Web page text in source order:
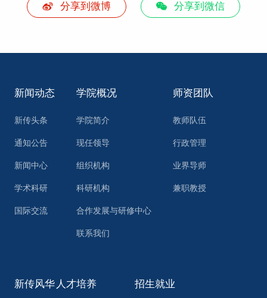
分享到微博 分享到微信
新闻动态
新传头条
通知公告
新闻中心
学术科研
国际交流
学院概况
学院简介
现任领导
组织机构
科研机构
合作发展与研修中心
联系我们
师资团队
教师队伍
行政管理
业界导师
兼职教授
新传风华 人才培养 招生就业